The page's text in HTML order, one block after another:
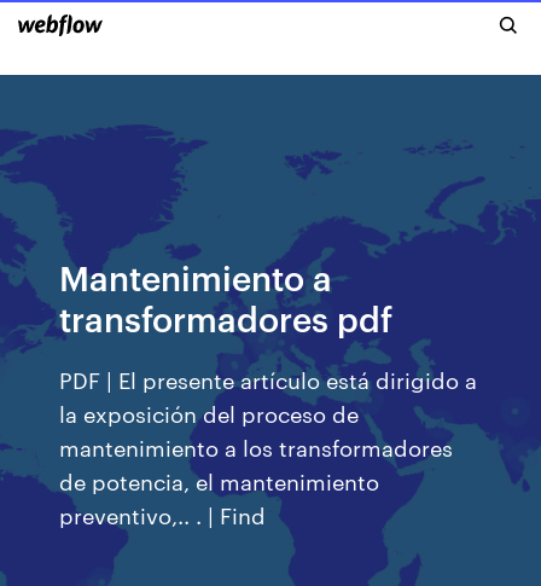
Mantenimiento a
transformadores pdf
PDF | El presente artículo está dirigido a
la exposición del proceso de
mantenimiento a los transformadores
de potencia, el mantenimiento
preventivo,.. . | Find